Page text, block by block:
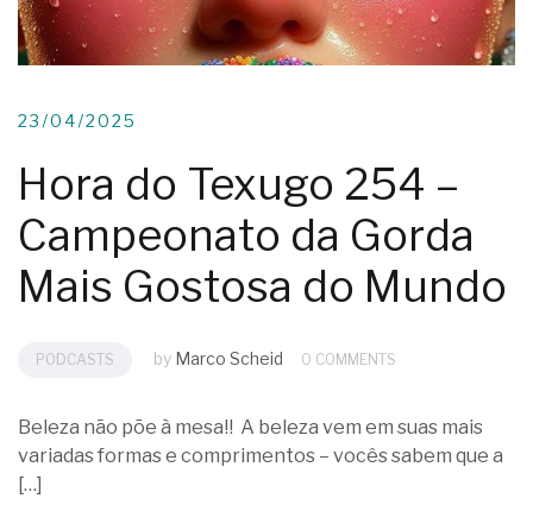
23/04/2025
Hora do Texugo 254 –
Campeonato da Gorda
Mais Gostosa do Mundo
PODCASTS by Marco Scheid 0 COMMENTS
Beleza não põe à mesa!! A beleza vem em suas mais
variadas formas e comprimentos – vocês sabem que a
[…]